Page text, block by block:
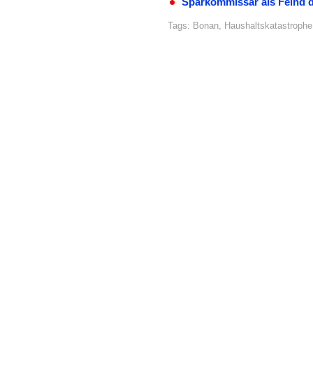
Tags: Bonan, Haushaltskatastrophe